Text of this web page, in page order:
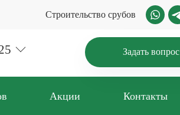
Строительство срубов
Задать вопрос
Акции Контакты